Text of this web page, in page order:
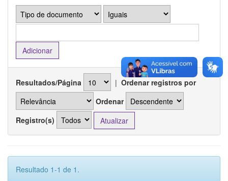
Resultados/Página | Ordenar registros por
Ordenar
Registro(s)
Resultado 1-1 de 1.